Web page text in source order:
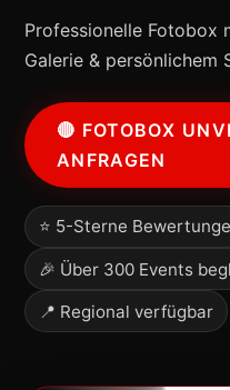
Professionelle Fotobox
Galerie & persönlichem
🔴 FOTOBOX
ANFRAGEN
⭐ 5-Sterne
🎉 Über 300 Events
📍 Regional verfügbar